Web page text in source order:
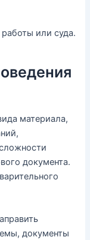
или суда.
материала,
документа.
документы